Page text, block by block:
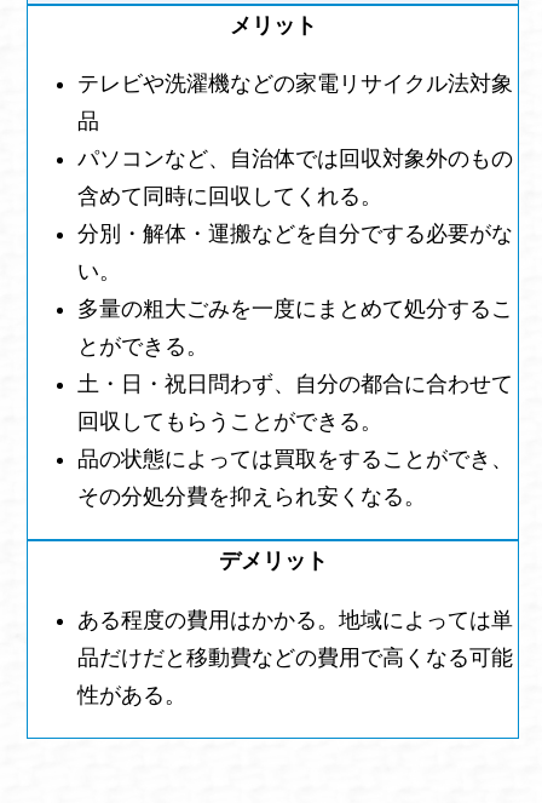
テレビや洗濯機などの家電リサイクル法対象
品
パソコンなど、自治体では回収対象外のもの
含めて同時に回収してくれる。
分別・解体・運搬などを自分でする必要がな
い。
多量の粗大ごみを一度にまとめて処分するこ
とができる。
土・日・祝日問わず、自分の都合に合わせて
回収してもらうことができる。
品の状態によっては買取をすることができ、
その分処分費を抑えられ安くなる。
ある程度の費用はかかる。地域によっては単
品だけだと移動費などの費用で高くなる可能
性がある。